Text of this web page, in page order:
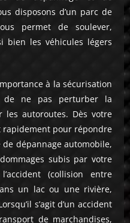
disposons d’un parc de
permet de soulever,
bien les véhicules légers
à la sécurisation
de ne pas perturber la
autoroutes. Dès votre
pour répondre
dépannage automobile,
subis par votre
(collision entre
un lac ou une rivière,
s’agit d’un accident
de marchandises,